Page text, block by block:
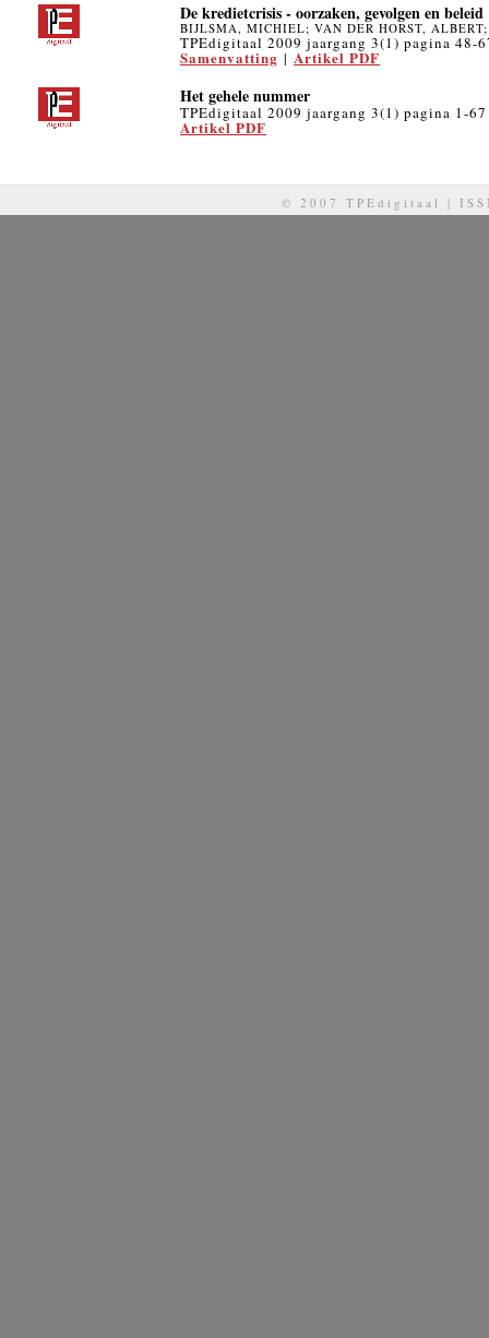
De kredietcrisis - oorzaken, gevolgen en beleid
BIJLSMA, MICHIEL; VAN DER HORST,
TPEdigitaal 2009 jaargang 3(1) pagina 48-
Samenvatting | Artikel PDF
Het gehele nummer
TPEdigitaal 2009 jaargang 3(1) pagina 1-67
Artikel PDF
© 2007 TPEdigitaal |